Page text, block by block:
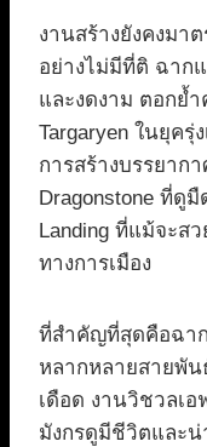
งานสร้างยังคงมา
อย่างไม่มีที่ติ ฉาก
และงดงาม ตอกย้
Targaryen ในยุครุ่
การสร้างบรรยาก
Dragonstone ที่ดู
Landing ที่แม้จะส
ทางการเมือง
ที่สำคัญที่สุดคือฉา
หลากหลายสายพั
เดือด งานวิชวลเ
มังกรดูมีชีวิตและน่